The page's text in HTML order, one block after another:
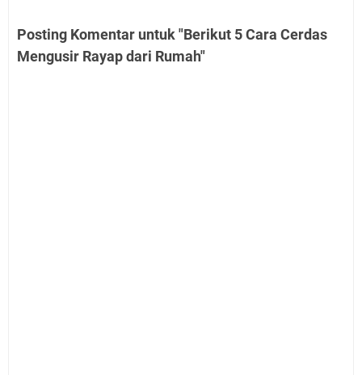
Posting Komentar untuk "Berikut 5 Cara Cerdas
Mengusir Rayap dari Rumah"